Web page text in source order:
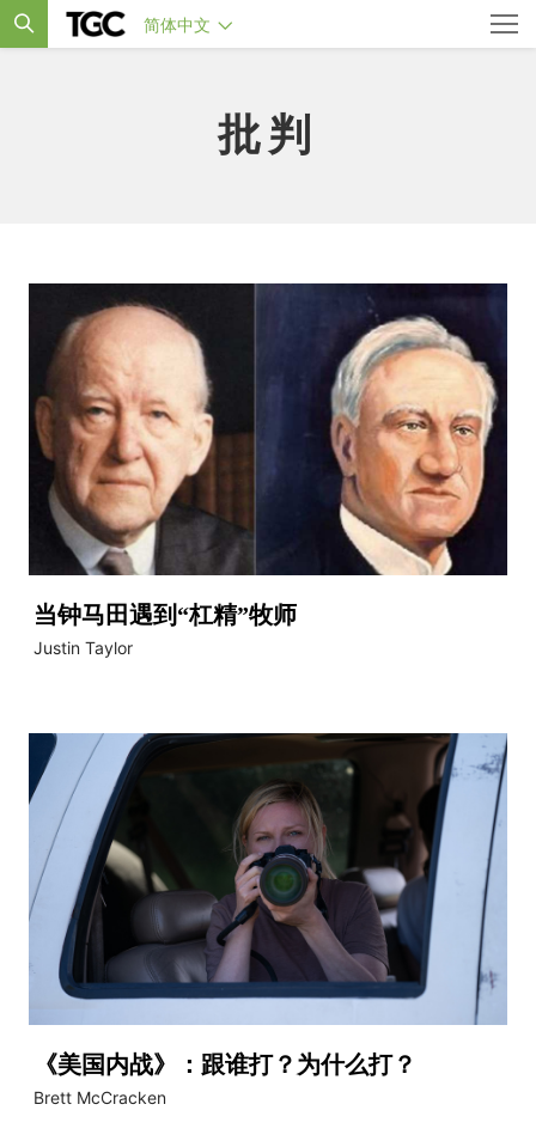
简体中文
批判
当钟马田遇到“杠精”牧师
Justin Taylor
《美国内战》：跟谁打？为什么打？
Brett McCracken